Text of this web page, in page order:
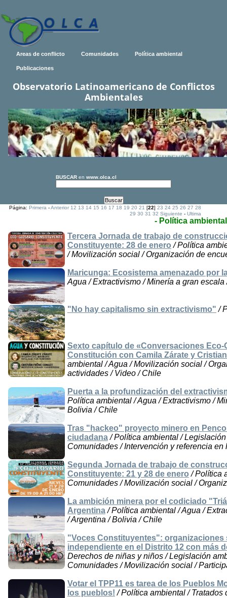
Areas de conflicto Comunidades Política ambiental
Publicaciones
Observatorio Latinoamericano de Conflictos
Ambientales
BUSCAR en www.olca.cl
Página:Primera -Anterior 12 13 14 15 16 17 18 19 20 21 [22]23 24 25 26 27 28
29 30 31 32 Siguiente -Ultima
- Política ambiental
Tercera Jornada de trabajo de
Constituyente: 28 de enero / Política
/ Movilización social / Organización de
Maricunga: Ecosistema amenazado por
Agua / Extractivismo / Minería a gran
"No hay capitalismo sin extractivismo" /
Sexto capítulo de «Conversaciones
Constitución con Camila Zárate y
ambiental / Agua / Movilización social /
actividades / Video / Chile
Puerta a la profundización del
Política ambiental / Agua / Extractivismo /
Bolivia / Chile
Tras "hackeo" proyecto minero en
ciudadana/ Política ambiental /
Comunidades / Intervención y referencia en
Segunda Jornada de trabajo de
Constituyente: 21 y 28 de enero / Política
Comunidades / Movilización social /
La ambición minera por el codiciado
Argentina/ Política ambiental / Agua /
/ Argentina / Bolivia / Chile
"Voces Constituyentes":
independiente en el Distrito 12 con más
Derechos de niñas y niños / Legislación
Comunidades / Movilización social /
Votar el TPP11 es tarea de los Pueblos
los pueblos! / Política ambiental / Tratados